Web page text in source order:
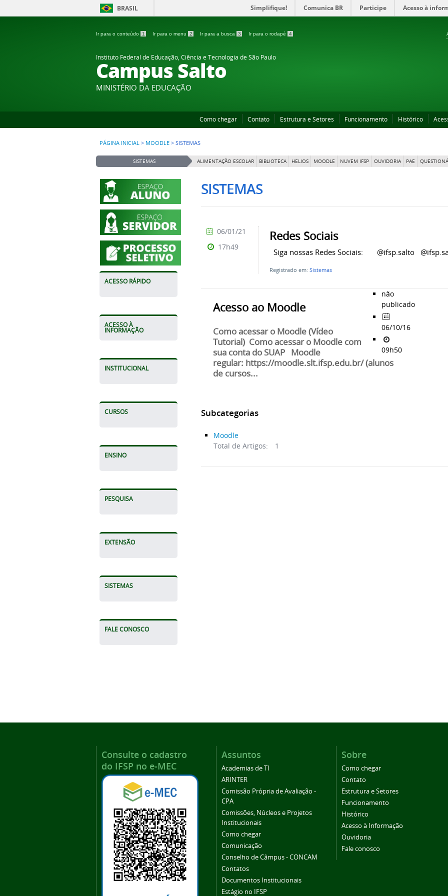
BRASIL Simplifique! Comunica BR Participe Acesso à
Ir para o conteúdo 1 Ir para o menu 2 Ir para a busca 3 Ir para o rodapé 4
Instituto Federal de Educação, Ciência e Tecnologia de São Paulo
Campus Salto
MINISTÉRIO DA EDUCAÇÃO
Como chegar Contato Estrutura e Setores Funcionamento Histórico
PÁGINA INICIAL > MOODLE > SISTEMAS
SISTEMAS ALIMENTAÇÃO ESCOLAR BIBLIOTECA HELIOS MOODLE NUVEM IFSP OUVIDORIA PAE
ACESSO RÁPIDO
ACESSO À
INFORMAÇÃO
INSTITUCIONAL
CURSOS
ENSINO
PESQUISA
EXTENSÃO
SISTEMAS
FALE CONOSCO
SISTEMAS
Redes Sociais
Siga nossas Redes Sociais: @ifsp.salto
Registrado em:Sistemas
06/01/21
17h49
Acesso ao Moodle
Como acessar o Moodle (Vídeo
Tutorial) Como acessar o Moodle com
sua conta do SUAP Moodle
regular: https://moodle.slt.ifsp.edu.br/ (alunos
de cursos...
não
publicado
06/10/16
09h50
Subcategorias
Moodle
Total de Artigos:
1
Consulte o cadastro
do IFSP no e-MEC
Assuntos
Academias de TI
ARINTER
Comissão Própria de Avaliação -
CPA
Comissões, Núcleos e Projetos
Institucionais
Como chegar
Comunicação
Conselho de Câmpus - CONCAM
Contatos
Documentos Institucionais
Estágio no IFSP
Sobre
Como chegar
Contato
Estrutura e Setores
Funcionamento
Histórico
Acesso à Informação
Ouvidoria
Fale conosco